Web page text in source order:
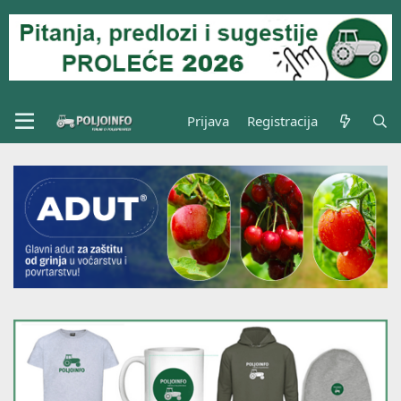
Prijava Registracija